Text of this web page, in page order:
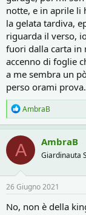
notte, e in aprile li
la gelata tardiva,
riguarda il verso,
fuori dalla carta in
accenno di foglie
a me sembra un
perso orami
R
e
a
c
t
o
n
s
:
AmbraB
A AmbraB
Giardinauta
26 Giugno 2021
No, non è della